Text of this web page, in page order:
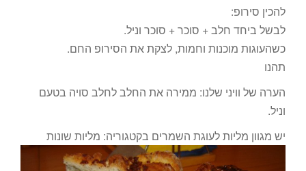
להכין סירופ:
לבשל ביחד חלב + סוכר + סוכר וניל.
כשהעוגות מוכנות וחמות, לצקת את הסירופ החם.
תהנו
הערה של וויני שלנו: ממירה את החלב לחלב סויה בטעם
וניל.
יש מגוון מליות לעוגת השמרים בקטגוריה: מליות שונות